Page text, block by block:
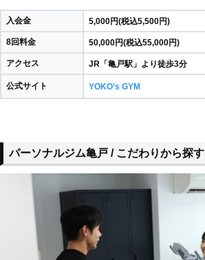
入会金 5,000円(税込5,500円)
8回料金 50,000円(税込55,000円)
アクセス JR「亀戸駅」より徒歩3分
公式サイト YOKO’s GYM
パーソナルジム亀戸 / こだわりから探す